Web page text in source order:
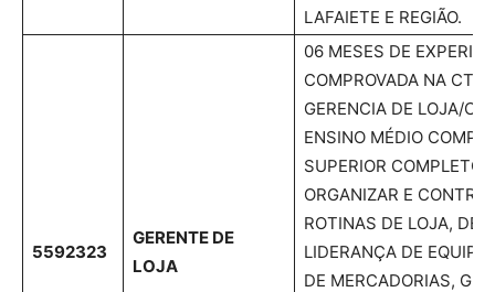
LAFAIETE E REGIÃO.
5592323
GERENTE DE
LOJA
06 MESES DE
COMPROVADA NA
GERENCIA DE LOJA/
ENSINO MÉDIO
SUPERIOR COMPLETO.
ORGANIZAR E
ROTINAS DE LOJA,
LIDERANÇA DE
DE MERCADORIAS,